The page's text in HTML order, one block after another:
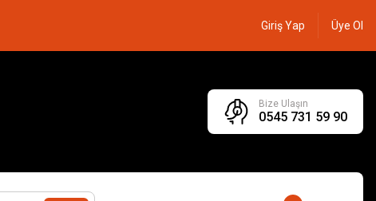
Giriş Yap Üye Ol
Bize Ulaşın
0545 731 59 90